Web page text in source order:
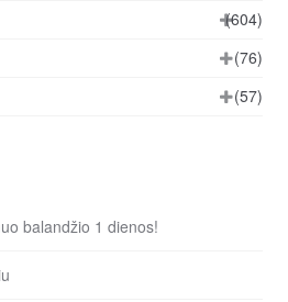
(604)
(76)
(57)
balandžio 1 dienos!